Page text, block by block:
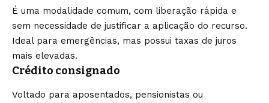
É uma modalidade comum, com liberação rápida e
sem necessidade de justificar a aplicação do recurso.
Ideal para emergências, mas possui taxas de juros
mais elevadas.
Crédito consignado
Voltado para aposentados, pensionistas ou